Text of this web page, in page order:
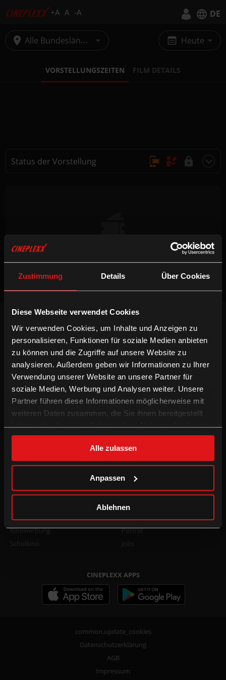
Zustimmung Details Über Cookies
Diese Webseite verwendet Cookies
Wir verwenden Cookies, um Inhalte und Anzeigen zu
personalisieren, Funktionen für soziale Medien anbieten
zu können und die Zugriffe auf unsere Website zu
analysieren. Außerdem geben wir Informationen zu Ihrer
Verwendung unserer Website an unsere Partner für
soziale Medien, Werbung und Analysen weiter. Unsere
Partner führen diese Informationen möglicherweise mit
weiteren Daten zusammen, die Sie ihnen bereitgestellt
haben oder die sie im Rahmen Ihrer Nutzung der Dienste
gesammelt haben.
Alle zulassen
Anpassen
Ablehnen
+A A -A DE
Deutsch
Alle Bundesländer Heute
VORSTELLUNGSZEITEN FILM DETAILS
Status der Vorstellung
Keine Vorstellungen verfügbar
Willst du keinen Film verpassen, registriere
dich beim Newsletter um am Laufenden zu
bleiben!
ANMELDEN
INFORMATION
Technologien
Gutschein-Info
DOT.magazine
FOLGE UNS
Facebook
Instagram
TikTok
WhatsApp
Kino mieten
Kinowerbung
Schulkino
Presse
Porträt
Jobs
CINEPLEXX APPS
common.update_cookies
Datenschutzerklärung
AGB
Impressum